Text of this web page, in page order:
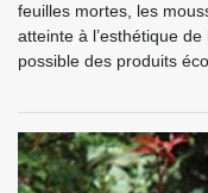
feuilles mortes, les
atteinte à l’esthétique
possible des produits